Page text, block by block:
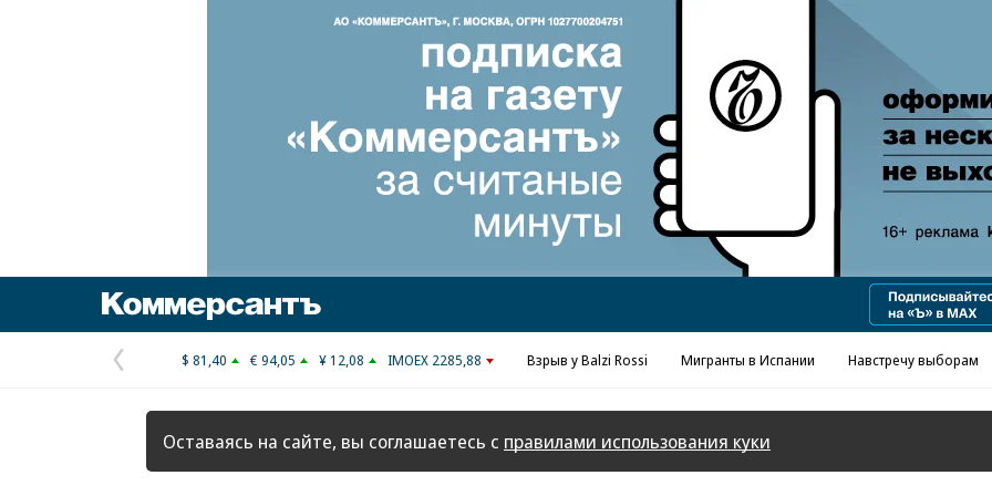
Реклама в «Ъ» www.kommersant.ru/ad
Предыдущая
страница
$ 81,40 € 94,05 ¥ 12,08 IMOEX 2285,88 Взрыв у Balzi Rossi Мигранты в Испании Навстречу выборам
Оставаясь на сайте, вы соглашаетесь с правилами использования куки